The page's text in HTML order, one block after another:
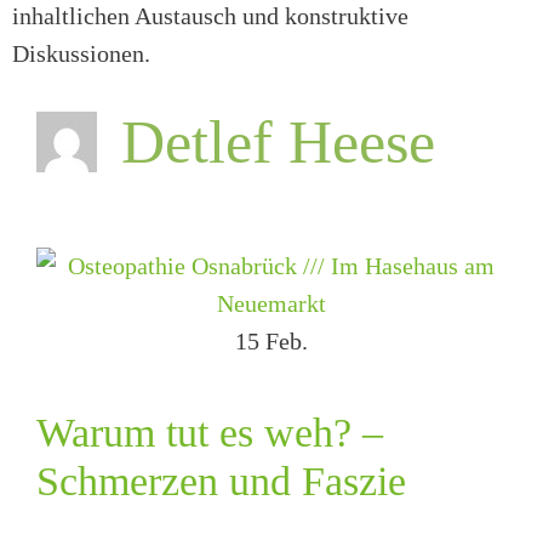
inhaltlichen Austausch und konstruktive
Diskussionen.
Detlef Heese
15 Feb.
Warum tut es weh? –
Schmerzen und Faszie